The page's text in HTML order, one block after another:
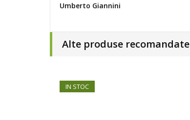
Umberto Giannini
Alte produse recomandate
IN STOC